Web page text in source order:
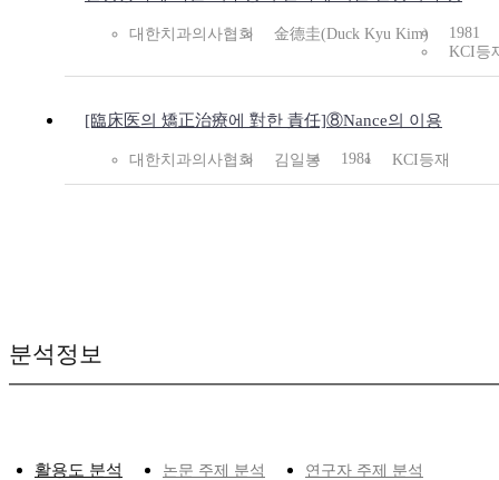
대한치과의사협회 金德圭(Duck Kyu Kim)
1981
KCI등
[臨床医의 矯正治療에 對한 責任]⑧Nance의 이용
대한치과의사협회 김일봉 1981 KCI등재
분석정보
활용도 분석 논문 주제 분석 연구자 주제 분석